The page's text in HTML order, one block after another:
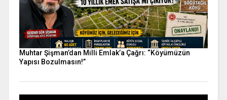
Muhtar Şişman’dan Milli Emlak’a Çağrı: “Köyümüzün
Yapısı Bozulmasın!”